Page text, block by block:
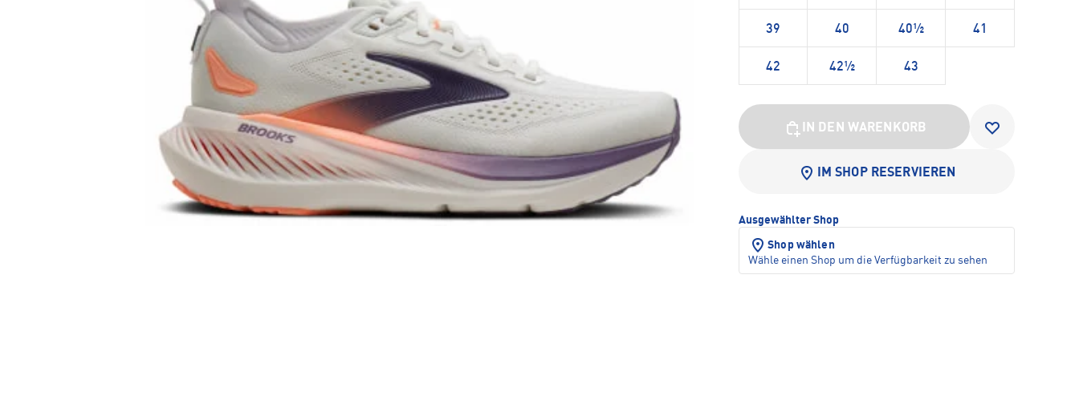
39 40 40½ 41
42 42½ 43
IN DEN WARENKORB
IM SHOP RESERVIEREN
Ausgewählter Shop
Shop wählen
Wähle einen Shop um die Verfügbarkeit zu sehen